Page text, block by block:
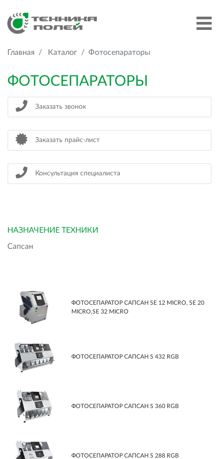
Главная Каталог Фотосепараторы
ФОТОСЕПАРАТОРЫ
Заказать звонок
Заказать прайс-лист
Консультация специалиста
НАЗНАЧЕНИЕ ТЕХНИКИ
Сапсан
ФОТОСЕПАРАТОР САПСАН SЕ 12 MICRO, SЕ 20
MICRO,SЕ 32 MICRO
ФОТОСЕПАРАТОР САПСАН S 432 RGB
ФОТОСЕПАРАТОР САПСАН S 360 RGB
ФОТОСЕПАРАТОР САПСАН S 288 RGB